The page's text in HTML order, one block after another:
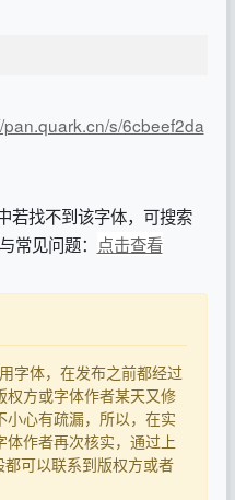
pan.quark.cn/s/6cbeef2da
若找不到该字体，可搜索
常见问题： 点击查看
字体，在发布之前都经过
权方或字体作者某天又修
小心有疏漏，所以，在实
体作者再次核实，通过上
都可以联系到版权方或者